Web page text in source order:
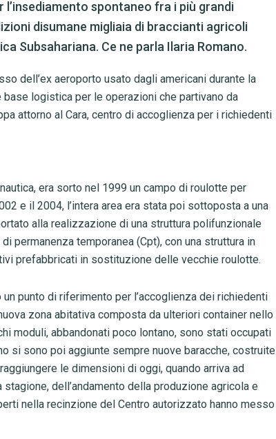
spontaneo fra i più grandi
disumane migliaia di braccianti agricoli
Subsahariana. Ce ne parla Ilaria Romano.
dell’ex aeroporto usato dagli americani durante la
base logistica per le operazioni che partivano da
attorno al Cara, centro di accoglienza per i richiedenti
era sorto nel 1999 un campo di roulotte per
e il 2004, l’intera area era stata poi sottoposta a una
alla realizzazione di una struttura polifunzionale
permanenza temporanea (Cpt), con una struttura in
prefabbricati in sostituzione delle vecchie roulotte.
punto di riferimento per l’accoglienza dei richiedenti
zona abitativa composta da ulteriori container nello
moduli, abbandonati poco lontano, sono stati occupati
si sono poi aggiunte sempre nuove baracche, costruite
le dimensioni di oggi, quando arriva ad
dell’andamento della produzione agricola e
nella recinzione del Centro autorizzato hanno messo